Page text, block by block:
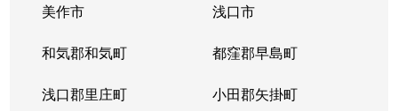
美作市 浅口市
和気郡和気町 都窪郡早島町
浅口郡里庄町 小田郡矢掛町